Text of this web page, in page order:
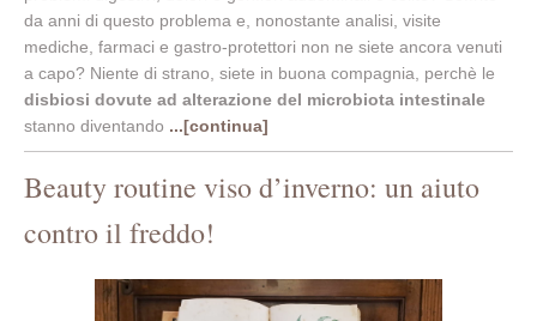
da anni di questo problema e, nonostante analisi, visite
mediche, farmaci e gastro-protettori non ne siete ancora venuti
a capo? Niente di strano, siete in buona compagnia, perchè le
disbiosi dovute ad alterazione del microbiota intestinale
stanno diventando ...[continua]
Beauty routine viso d’inverno: un aiuto
contro il freddo!